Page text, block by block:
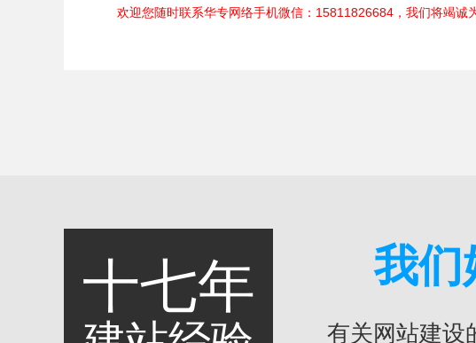
欢迎您随时联系华专网络手机微信：15811826684，我们将竭诚
十七年 我们
有关网站建设